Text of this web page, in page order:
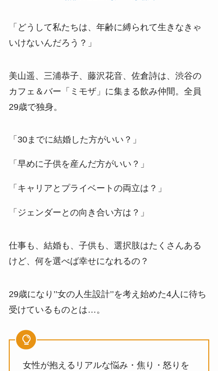
「どうして私たちは、年齢に縛られて生きなきゃ
いけないんだろう？」
美山遥、三浦恭子、藤沢花音、佐倉詩は、渋谷の
カフェ＆バー「ミモザ」に集まる飲み仲間。全員
29歳で独身。
「30までに結婚した方がいい？」
「早めに子供を産んだ方がいい？」
「キャリアとプライベートの両立は？」
「ジェンダーとの向き合い方は？」
仕事も、結婚も、子供も、選択肢はたくさんある
けど、何を選べば幸せになれるの？
29歳になり’’女の人生設計’’を考え始めた4人に待ち
受けているものとは…。
女性が抱えるリアルな悩み・焦り・怒りを